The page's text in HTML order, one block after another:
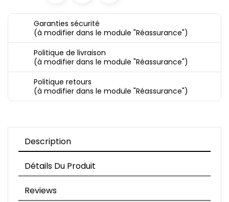
Garanties sécurité
(à modifier dans le module "Réassurance")
Politique de livraison
(à modifier dans le module "Réassurance")
Politique retours
(à modifier dans le module "Réassurance")
Description
Détails Du Produit
Reviews